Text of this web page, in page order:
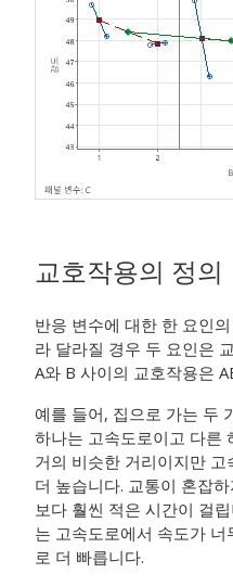
교호작용의 정의
반응 변수에 대한 한 요인
라 달라질 경우 두 요인은
A와 B 사이의 교호작용은
예를 들어, 집으로 가는 두
하나는 고속도로이고 다른
거의 비슷한 거리이지만
더 높습니다. 교통이 혼잡
보다 훨씬 적은 시간이 걸
는 고속도로에서 속도가
로 더 빠릅니다.